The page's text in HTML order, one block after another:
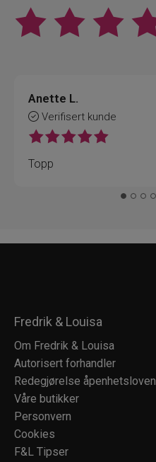
Anette L.
Verifisert kunde
Topp
Fredrik & Louisa
Om Fredrik & Louisa
Autorisert forhandler
Redegjørelse åpenhetsloven
Våre butikker
Personvern
Cookies
F&L Tipser